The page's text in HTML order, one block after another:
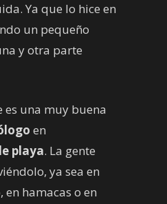
Ya que lo hice en
un pequeño
y otra parte
es una muy buena
en
playa. La gente
ya sea en
hamacas o en